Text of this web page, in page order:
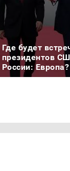
Где будет
президентов
России: Европа?